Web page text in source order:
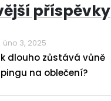
příspěvky
úno 3, 2025
dlouho zůstává vůně
na oblečení?